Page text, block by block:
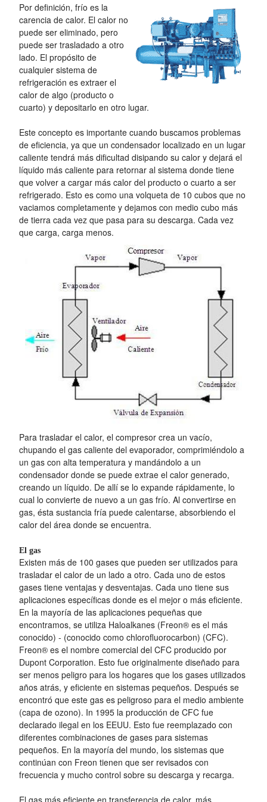
Por definición, frío es la
carencia de calor. El calor no
puede ser eliminado, pero
puede ser trasladado a otro
lado. El propósito de
cualquier sistema de
refrigeración es extraer el
calor de algo (producto o
cuarto) y depositarlo en otro lugar.
Este concepto es importante cuando buscamos problemas
de eficiencia, ya que un condensador localizado en un lugar
caliente tendrá más dificultad disipando su calor y dejará el
líquido más caliente para retornar al sistema donde tiene
que volver a cargar más calor del producto o cuarto a ser
refrigerado. Esto es como una volqueta de 10 cubos que no
vaciamos completamente y dejamos con medio cubo más
de tierra cada vez que pasa para su descarga. Cada vez
que carga, carga menos.
Para trasladar el calor, el compresor crea un vacío,
chupando el gas caliente del evaporador, comprimiéndolo a
un gas con alta temperatura y mandándolo a un
condensador donde se puede extrae el calor generado,
creando un líquido. De allí se lo expande rápidamente, lo
cual lo convierte de nuevo a un gas frío. Al convertirse en
gas, ésta sustancia fría puede calentarse, absorbiendo el
calor del área donde se encuentra.
El gas
Existen más de 100 gases que pueden ser utilizados para
trasladar el calor de un lado a otro. Cada uno de estos
gases tiene ventajas y desventajas. Cada uno tiene sus
aplicaciones específicas donde es el mejor o más eficiente.
En la mayoría de las aplicaciones pequeñas que
encontramos, se utiliza Haloalkanes (Freon® es el más
conocido) - (conocido como chlorofluorocarbon) (CFC).
Freon® es el nombre comercial del CFC producido por
Dupont Corporation. Esto fue originalmente diseñado para
ser menos peligro para los hogares que los gases utilizados
años atrás, y eficiente en sistemas pequeños. Después se
encontró que este gas es peligroso para el medio ambiente
(capa de ozono). In 1995 la producción de CFC fue
declarado ilegal en los EEUU. Esto fue reemplazado con
diferentes combinaciones de gases para sistemas
pequeños. En la mayoría del mundo, los sistemas que
continúan con Freon tienen que ser revisados con
frecuencia y mucho control sobre su descarga y recarga.